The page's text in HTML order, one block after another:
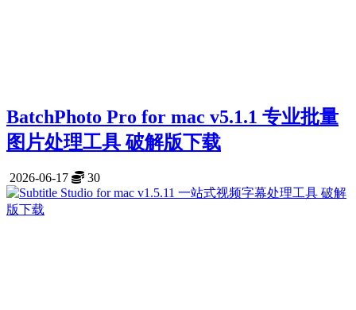
BatchPhoto Pro for mac v5.1.1 专业批量
图片处理工具 破解版下载
2026-06-17 30